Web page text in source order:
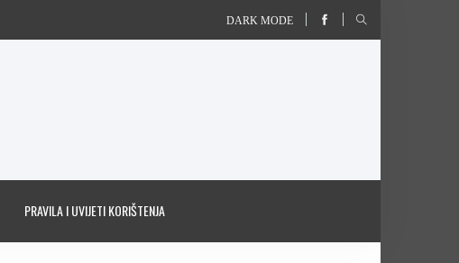
DARK MODE
PRAVILA I UVIJETI KORIŠTENJA